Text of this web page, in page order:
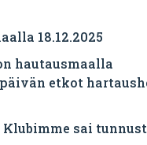
18.12.2025
hautausmaalla
etkot
Klubimme sai